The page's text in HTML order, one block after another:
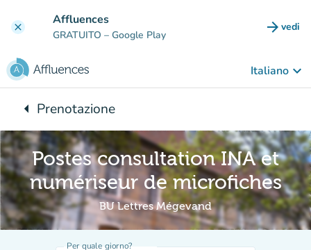
clear Affluences
GRATUITO – Google Play arrow_forward vedi
Italiano keyboard_arrow_down
arrow_leftTorna a:
Prenotazione
Postes consultation INA et
numériseur de microfiches
BU Lettres Mégevand
Per quale giorno?